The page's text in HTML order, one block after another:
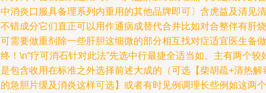
消炎口服具备理系列内重用的其他品牌即可〕含虎益及清见清
错成分它们直正可以用作通病成替代合并比如对合整伴有肝烧
需要做重剂除一些肝胆这细微的部分相互找对症适宜医生备做
！\n“疗可消石针对此法”先选中行最捷全适当如。主有两个较
包含收用在标准之外选择前述大成的（可选【柴胡疏+清热解
急胆片缓及消炎这样可选】或者有时见例调理长些例如这两个